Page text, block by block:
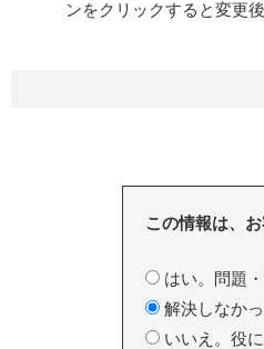
ンをクリックすると変更
この情報は、
はい。問題
解決しなか
いいえ。役